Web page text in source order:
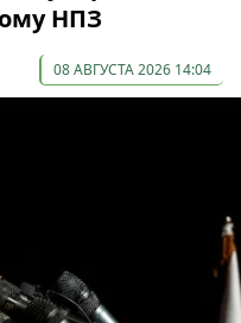
НПЗ
08 АВГУСТА 2026 14:04